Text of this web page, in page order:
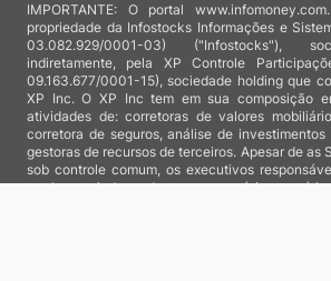
IMPORTANTE: O portal
propriedade da Infostocks Informações e
03.082.929/0001-03) ("Infostocks"),
indiretamente, pela XP Controle
09.163.677/0001-15), sociedade holding que
XP Inc. O XP Inc tem em sua composição
atividades de: corretoras de valores
corretora de seguros, análise de
gestoras de recursos de terceiros. Apesar de as
sob controle comum, os executivos
totalmente independentes e as notícias,